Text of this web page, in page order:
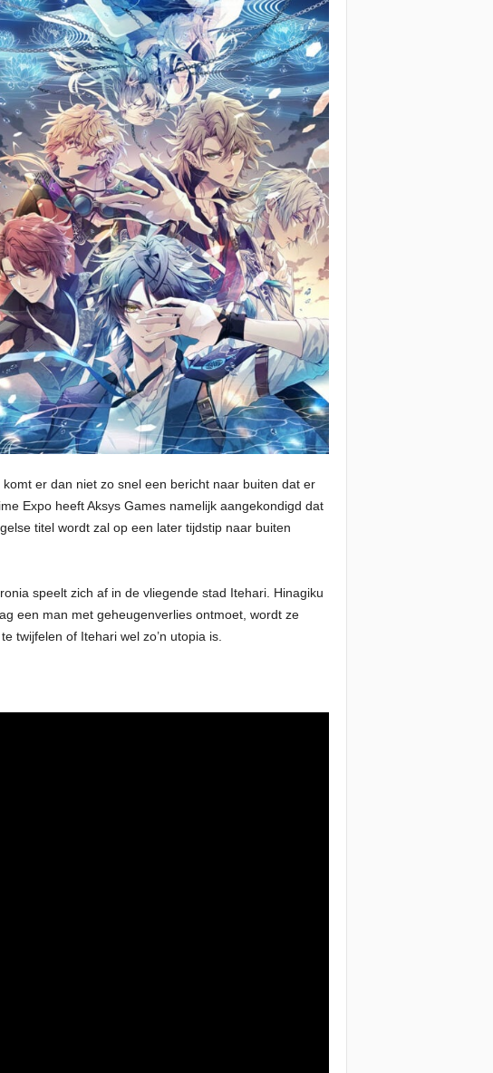
er dan niet zo snel een bericht naar buiten dat er
Expo heeft Aksys Games namelijk aangekondigd dat
titel wordt zal op een later tijdstip naar buiten
speelt zich af in de vliegende stad Itehari. Hinagiku
een man met geheugenverlies ontmoet, wordt ze
twijfelen of Itehari wel zo’n utopia is.